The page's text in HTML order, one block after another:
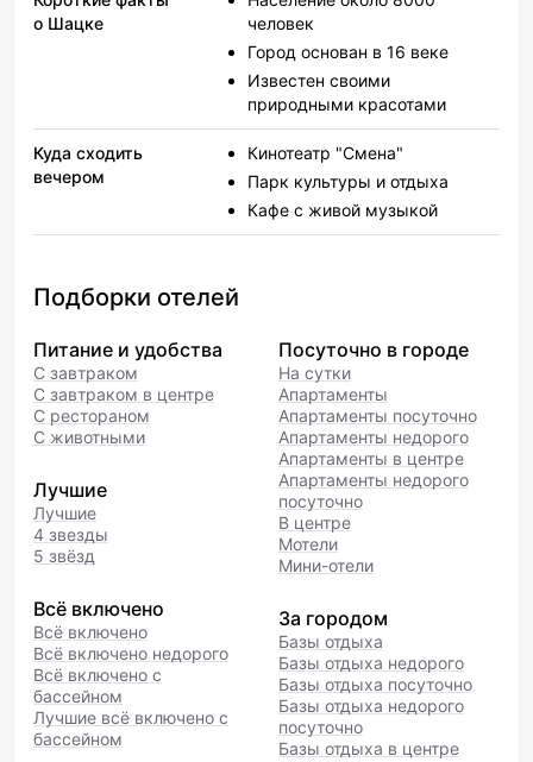
о Шацке
человек
Город основан в 16 веке
Известен своими
природными красотами
Куда сходить
вечером
Кинотеатр "Смена"
Парк культуры и отдыха
Кафе с живой музыкой
Подборки отелей
Питание и удобства
С завтраком
С завтраком в центре
С рестораном
С животными
Лучшие
Лучшие
4 звезды
5 звёзд
Всё включено
Всё включено
Всё включено недорого
Всё включено с
бассейном
Лучшие всё включено с
бассейном
Посуточно в городе
На сутки
Апартаменты
Апартаменты посуточно
Апартаменты недорого
Апартаменты в центре
Апартаменты недорого
посуточно
В центре
Мотели
Мини-отели
За городом
Базы отдыха
Базы отдыха недорого
Базы отдыха посуточно
Базы отдыха недорого
посуточно
Базы отдыха в центре